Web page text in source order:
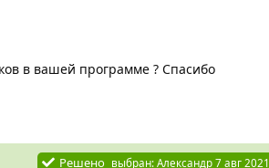
в вашей программе ? Спасибо
Решено выбран:Александр7 авг 2021